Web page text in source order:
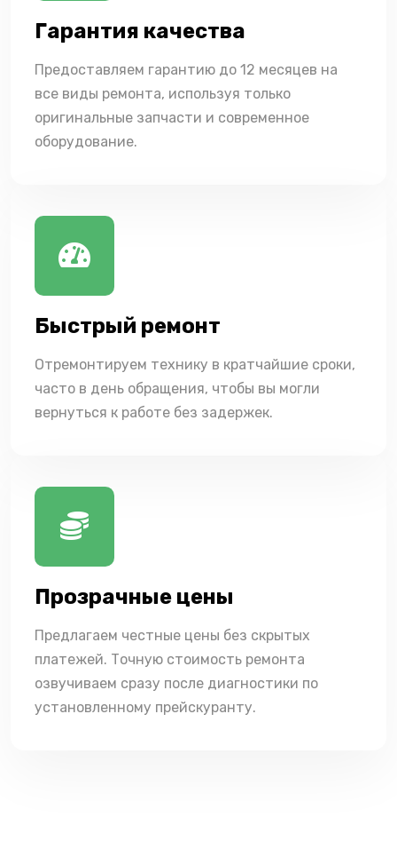
Гарантия качества
Предоставляем гарантию до 12 месяцев на
все виды ремонта, используя только
оригинальные запчасти и современное
оборудование.
Быстрый ремонт
Отремонтируем технику в кратчайшие сроки,
часто в день обращения, чтобы вы могли
вернуться к работе без задержек.
Прозрачные цены
Предлагаем честные цены без скрытых
платежей. Точную стоимость ремонта
озвучиваем сразу после диагностики по
установленному прейскуранту.